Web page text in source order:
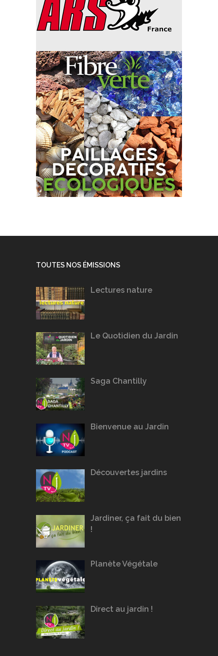
TOUTES NOS ÉMISSIONS
Lectures nature
Le Quotidien du Jardin
Saga Chantilly
Bienvenue au Jardin
Découvertes jardins
Jardiner, ça fait du bien
!
Planète Végétale
Direct au jardin !